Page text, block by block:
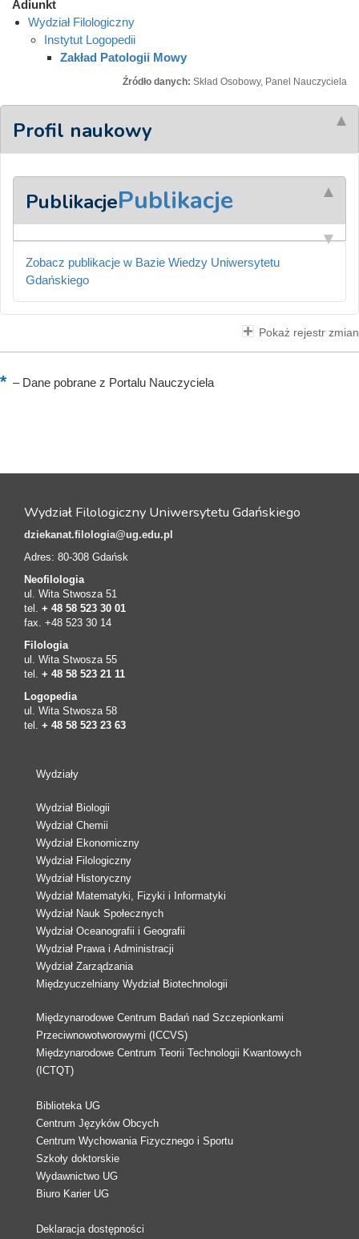
Adiunkt
Wydział Filologiczny
Instytut Logopedii
Zakład Patologii Mowy
Źródło danych: Skład Osobowy, Panel Nauczyciela
Profil naukowy
PublikacjePublikacje
Zobacz publikacje w Bazie Wiedzy Uniwersytetu
Gdańskiego
Pokaż rejestr zmian
–Dane pobrane z Portalu Nauczyciela
Wydział Filologiczny Uniwersytetu Gdańskiego
dziekanat.filologia@ug.edu.pl
Adres: 80-308 Gdańsk
Neofilologia
ul. Wita Stwosza 51
tel. + 48 58 523 30 01
fax. +48 523 30 14
Filologia
ul. Wita Stwosza 55
tel. + 48 58 523 21 11
Logopedia
ul. Wita Stwosza 58
tel. + 48 58 523 23 63
Wydziały
Wydział Biologii
Wydział Chemii
Wydział Ekonomiczny
Wydział Filologiczny
Wydział Historyczny
Wydział Matematyki, Fizyki i Informatyki
Wydział Nauk Społecznych
Wydział Oceanografii i Geografii
Wydział Prawa i Administracji
Wydział Zarządzania
Międzyuczelniany Wydział Biotechnologii
Międzynarodowe Centrum Badań nad Szczepionkami
Przeciwnowotworowymi (ICCVS)
Międzynarodowe Centrum Teorii Technologii Kwantowych
(ICTQT)
Biblioteka UG
Centrum Języków Obcych
Centrum Wychowania Fizycznego i Sportu
Szkoły doktorskie
Wydawnictwo UG
Biuro Karier UG
Deklaracja dostępności